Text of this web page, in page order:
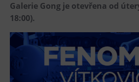
Občerstvení
Bolt Café
Kavárna Velký Svět techniky
L’Osteria
PECKA DOV
Galerie Gong je otevřena od
18:00).